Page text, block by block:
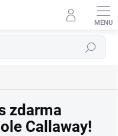
Hledat
zdarma
Callaway!